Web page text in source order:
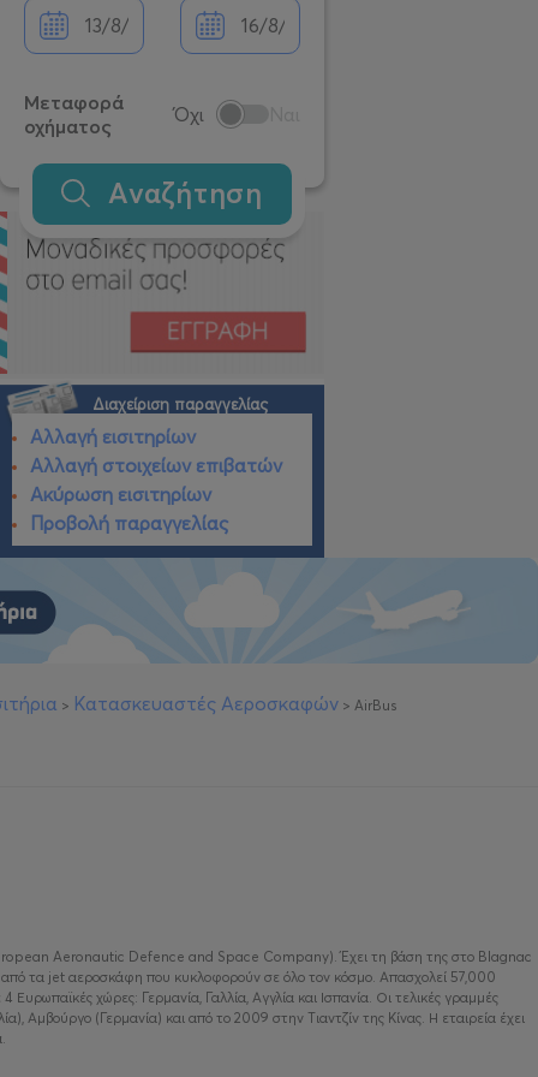
Μεταφορά
οχήματος
Όχι
Αναζήτηση
Διαχείριση παραγγελίας
Αλλαγή εισιτηρίων
Αλλαγή στοιχείων επιβατών
Ακύρωση εισιτηρίων
Προβολή παραγγελίας
> Κατασκευαστές Αεροσκαφών > AirBus
Aeronautic Defence and Space Company). Έχει τη βάση της στο Blagnac
από τα jet αεροσκάφη που κυκλοφορούν σε όλο τον κόσμο. Απασχολεί 57,000
Ευρωπαϊκές χώρες: Γερμανία, Γαλλία, Αγγλία και Ισπανία. Οι τελικές γραμμές
Αμβούργο (Γερμανία) και από το 2009 στην Τιαντζίν της Κίνας. Η εταιρεία έχει